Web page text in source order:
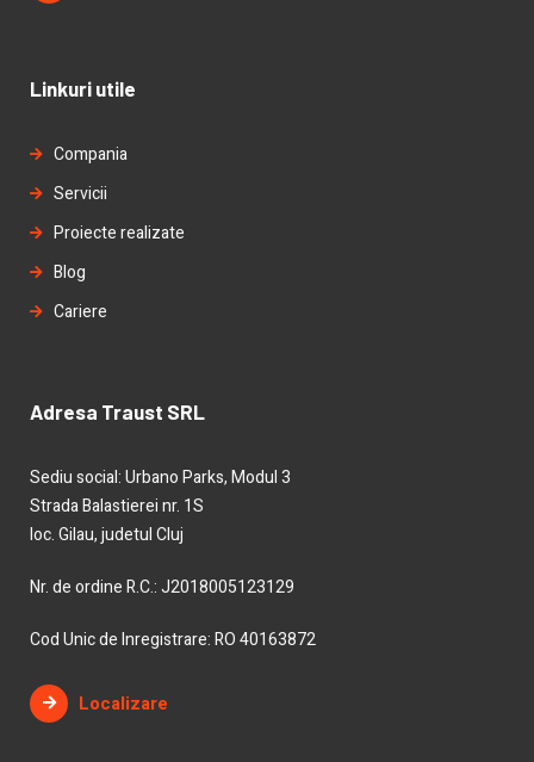
Linkuri utile
Compania
Servicii
Proiecte realizate
Blog
Cariere
Adresa Traust SRL
Sediu social: Urbano Parks, Modul 3
Strada Balastierei nr. 1S
loc. Gilau, judetul Cluj
Nr. de ordine R.C.: J2018005123129
Cod Unic de Inregistrare: RO 40163872
Localizare